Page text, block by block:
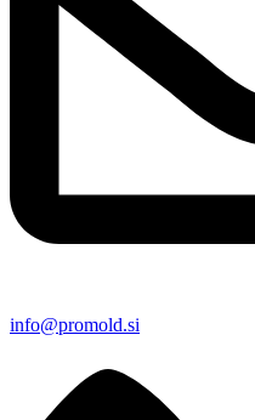
info@promold.si